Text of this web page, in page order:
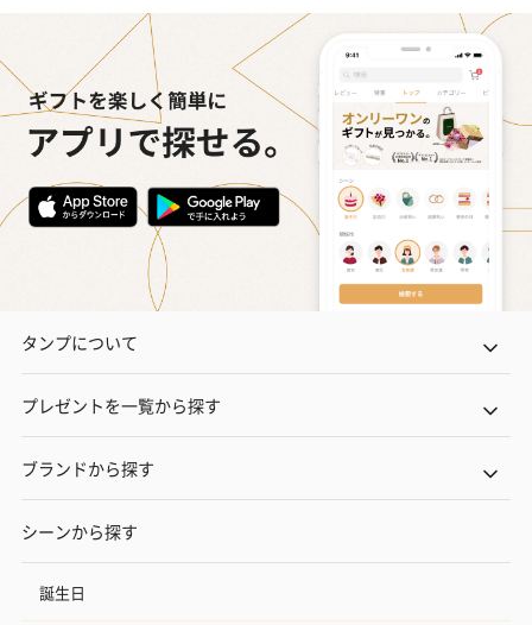
タンプについて
プレゼントを一覧から探す
ブランドから探す
シーンから探す
誕生日